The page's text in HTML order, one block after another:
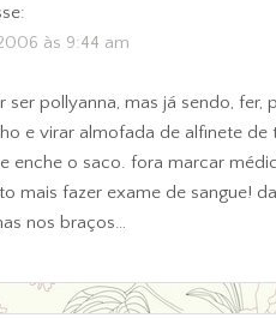
às 9:44 am
ser pollyanna, mas já sendo,
e virar almofada de alfinete de
enche o saco. fora marcar
mais fazer exame de sangue!
nos braços…